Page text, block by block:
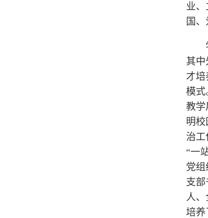
业、
国
其中
才
模式
教学
明
治工
“一
党组
支部
人
培养